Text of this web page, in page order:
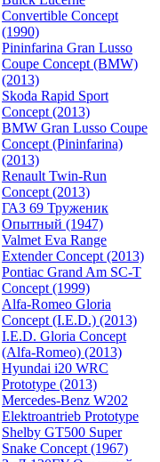
Convertible Concept
(1990)
Pininfarina Gran Lusso
Coupe Concept (BMW)
(2013)
Skoda Rapid Sport
Concept (2013)
BMW Gran Lusso Coupe
Concept (Pininfarina)
(2013)
Renault Twin-Run
Concept (2013)
ГАЗ 69 Труженик
Опытный (1947)
Valmet Eva Range
Extender Concept (2013)
Pontiac Grand Am SC-T
Concept (1999)
Alfa-Romeo Gloria
Concept (I.E.D.) (2013)
I.E.D. Gloria Concept
(Alfa-Romeo) (2013)
Hyundai i20 WRC
Prototype (2013)
Mercedes-Benz W202
Elektroantrieb Prototype
Shelby GT500 Super
Snake Concept (1967)